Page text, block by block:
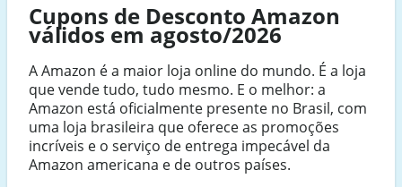
Cupons de Desconto Amazon
válidos em agosto/2026
A Amazon é a maior loja online do mundo. É a loja
que vende tudo, tudo mesmo. E o melhor: a
Amazon está oficialmente presente no Brasil, com
uma loja brasileira que oferece as promoções
incríveis e o serviço de entrega impecável da
Amazon americana e de outros países.